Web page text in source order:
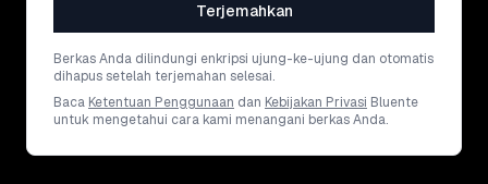
Terjemahkan
Berkas Anda dilindungi enkripsi ujung-ke-ujung dan otomatis
dihapus setelah terjemahan selesai.
Baca Ketentuan Penggunaan dan Kebijakan Privasi Bluente
untuk mengetahui cara kami menangani berkas Anda.